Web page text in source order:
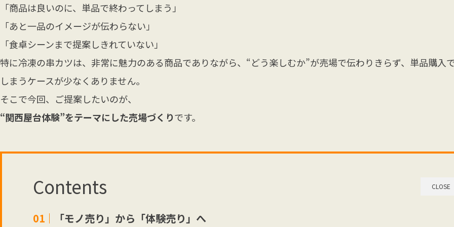
「商品は良いのに、単品で終わってしまう」
「あと一品のイメージが伝わらない」
「食卓シーンまで提案しきれていない」
特に冷凍の串カツは、非常に魅力のある商品でありながら、“どう楽しむか”が売場で伝わりきらず、単品購入
しまうケースが少なくありません。
そこで今回、ご提案したいのが、
“関西屋台体験”をテーマにした売場づくりです。
CLOSE
Contents
「モノ売り」から「体験売り」へ